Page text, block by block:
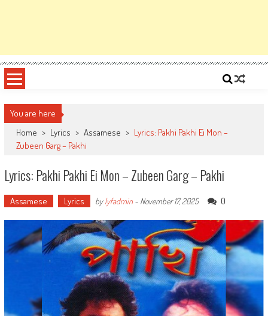
You are here
Home > Lyrics > Assamese > Lyrics: Pakhi Pakhi Ei Mon –
Zubeen Garg – Pakhi
Lyrics: Pakhi Pakhi Ei Mon – Zubeen Garg – Pakhi
Assamese Lyrics bylyfadmin- November 17, 2025 0